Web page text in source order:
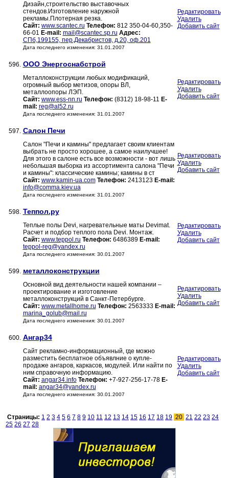
Дизайн,строительство выставочных
стендов.Изготовление наружной
рекламы.Плотерная резка.
Сайт: www.scantec.ru Телефон: 812 350-04-60,350-
66-01 E-mail: mail@scantec.sp.ru Адрес:
СПб,199155, пер.Декабристов, д.20, оф.201
Дата последнего изменения: 31.01.2007
Редактировать
Удалить
Добавить сайт
596. ООО Энергоснабстрой
Металлоконструкции любых модификаций,
огромный выбор метизов, опоры ВЛ,
металлоопоры ЛЭП.
Сайт: www.ess-nn.ru Телефон: (8312) 18-98-11 E-
mail: reg@al52.ru
Дата последнего изменения: 31.01.2007
Редактировать
Удалить
Добавить сайт
597. Салон Печи
Салон "Печи и камины" предлагает своим клиентам
выбрать не просто хорошее, а самое наилучшее!
Для этого в салоне есть все возможности - вот лишь
небольшая выборка из асcортимента салона "Печи
и камины": классические камины; камины в ст
Сайт: www.kamin-ua.com Телефон: 2413123 E-mail:
info@comma.kiev.ua
Дата последнего изменения: 31.01.2007
Редактировать
Удалить
Добавить сайт
598. Теппол.ру
Теплые полы Devi, нагревательные маты Devimat.
Расчет и подбор теплого пола Devi. Монтаж.
Сайт: www.teppol.ru Телефон: 6486389 E-mail:
teppol-reg@yandex.ru
Дата последнего изменения: 30.01.2007
Редактировать
Удалить
Добавить сайт
599. металлоконструкции
Основной вид деятельности нашей компании –
проектирование и изготовление
металлоконструкций в Санкт-Петербурге.
Сайт: www.metallhome.ru Телефон: 2563333 E-mail:
marina_golub@mail.ru
Дата последнего изменения: 30.01.2007
Редактировать
Удалить
Добавить сайт
600. Ангар34
Сайт рекламно-информационный, где можно
разместить бесплатное объявлние о купле-
продаже ангаров, каркасов, модулей. Или найти по
ним справочную информацию.
Сайт: angar34.info Телефон: +7-927-256-17-78 E-
mail: angar34@yandex.ru
Дата последнего изменения: 30.01.2007
Редактировать
Удалить
Добавить сайт
Страницы: 1 2 3 4 5 6 7 8 9 10 11 12 13 14 15 16 17 18 19 20 21 22 23 24
25 26 27 28